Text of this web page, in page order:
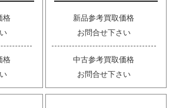
格
格
新品参考買取価格
お問合せ下さい
中古参考買取価格
お問合せ下さい